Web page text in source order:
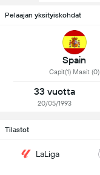
Pelaajan yksityiskohdat
Spain
Capit(1) Maait (0)
33 vuotta
20/05/1993
Tilastot
LaLiga